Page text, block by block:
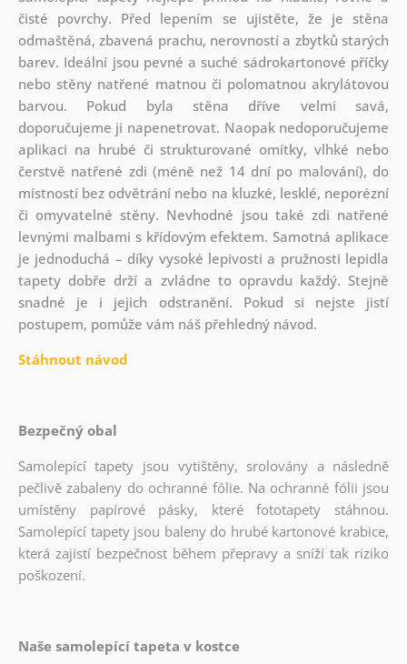
čisté povrchy. Před lepením se ujistěte, že je stěna
odmaštěná, zbavená prachu, nerovností a zbytků starých
barev. Ideální jsou pevné a suché sádrokartonové příčky
nebo stěny natřené matnou či polomatnou akrylátovou
barvou. Pokud byla stěna dříve velmi savá,
doporučujeme ji napenetrovat. Naopak nedoporučujeme
aplikaci na hrubé či strukturované omítky, vlhké nebo
čerstvě natřené zdi (méně než 14 dní po malování), do
místností bez odvětrání nebo na kluzké, lesklé, neporézní
či omyvatelné stěny. Nevhodné jsou také zdi natřené
levnými malbami s křídovým efektem. Samotná aplikace
je jednoduchá – díky vysoké lepivosti a pružnosti lepidla
tapety dobře drží a zvládne to opravdu každý. Stejně
snadné je i jejich odstranění. Pokud si nejste jistí
postupem, pomůže vám náš přehledný návod.
Stáhnout návod
Bezpečný obal
Samolepící tapety jsou vytištěny, srolovány a následně
pečlivě zabaleny do ochranné fólie. Na ochranné fólii jsou
umístěny papírové pásky, které fototapety stáhnou.
Samolepící tapety jsou baleny do hrubé kartonové krabice,
která zajistí bezpečnost během přepravy a sníží tak riziko
poškození.
Naše samolepící tapeta v kostce